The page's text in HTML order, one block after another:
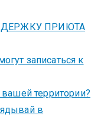
ПРИЮТА
записаться к
территории?
в